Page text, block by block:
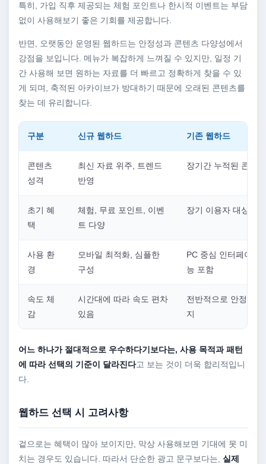
특히, 가입 직후 제공되는 체험 포인트나 한시적 이벤트는 부담
없이 사용해보기 좋은 기회를 제공합니다.
반면, 오랫동안 운영된 웹하드는 안정성과 콘텐츠 다양성에서
강점을 보입니다. 메뉴가 복잡하게 느껴질 수 있지만, 일정 기
간 사용해 보면 원하는 자료를 더 빠르고 정확하게 찾을 수 있
게 되며, 축적된 아카이브가 방대하기 때문에 오래된 콘텐츠를
찾는 데 유리합니다.
구분 신규 웹하드 기존 웹하드
콘텐츠
성격
최신 자료 위주, 트렌드
반영
장기간 누적된 콘텐
초기 혜
택
체험, 무료 포인트, 이벤
트 다양
장기 이용자 대상 혜
사용 환
경
모바일 최적화, 심플한
구성
PC 중심 인터페이스,
능 포함
속도 체
감
시간대에 따라 속도 편차
있음
전반적으로 안정적인
지
어느 하나가 절대적으로 우수하다기보다는, 사용 목적과 패턴
에 따라 선택의 기준이 달라진다고 보는 것이 더욱 합리적입니
다.
웹하드 선택 시 고려사항
겉으로는 혜택이 많아 보이지만, 막상 사용해보면 기대에 못 미
치는 경우도 있습니다. 따라서 단순한 광고 문구보다는, 실제